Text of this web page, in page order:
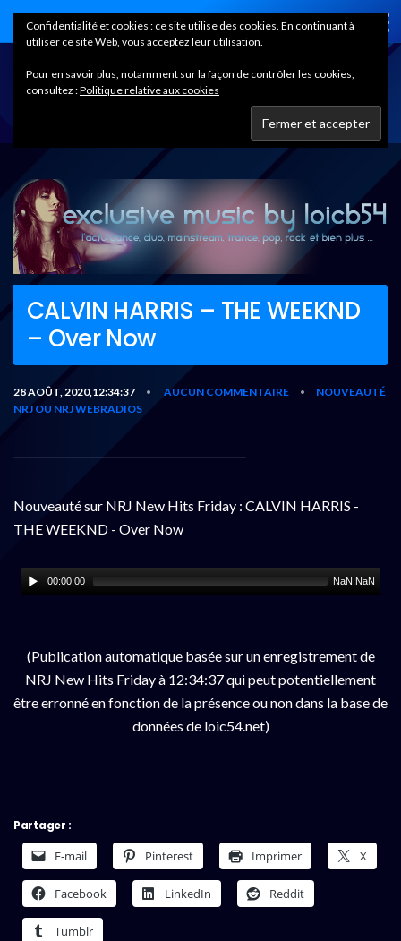
Home
CALVIN HARRIS – THE WEEKND
– Over Now
28 AOÛT, 2020,12:34:37 • AUCUN COMMENTAIRE •
NOUVEAUTÉ
NRJ OU NRJ WEBRADIOS
Nouveauté sur NRJ New Hits Friday : CALVIN HARRIS -
THE WEEKND - Over Now
00:00:00 NaN:NaN
(Publication automatique basée sur un enregistrement de
NRJ New Hits Friday à 12:34:37 qui peut potentiellement
être erronné en fonction de la présence ou non dans la base de
données de loic54.net)
Partager :
E-mail Pinterest Imprimer X
Facebook LinkedIn Reddit
Tumblr
Confidentialité et cookies : ce site utilise des cookies. En continuant à
utiliser ce site Web, vous acceptez leur utilisation.
Pour en savoir plus, notamment sur la façon de contrôler les cookies,
consultez :Politique relative aux cookies